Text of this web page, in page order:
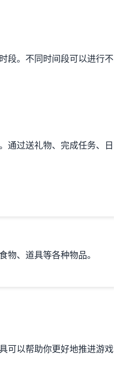
段。不同时间段可以进行不
通过送礼物、完成任务、日
物、道具等各种物品。
可以帮助你更好地推进游戏